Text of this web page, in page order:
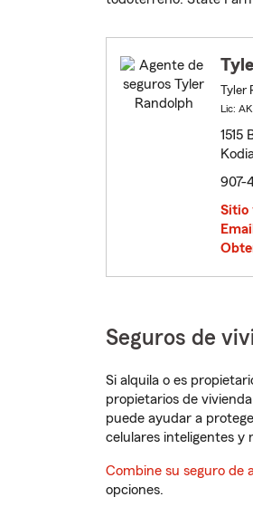
Lic:
1515
907-
Sitio
Seguros de
Si alquila o es
propietarios de
puede ayudar a
celulares inteligentes y
Combine su seguro de
opciones.